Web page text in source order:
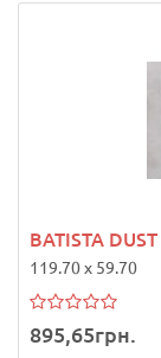
BATISTA DUST
119.70 x 59.70
895,65грн.